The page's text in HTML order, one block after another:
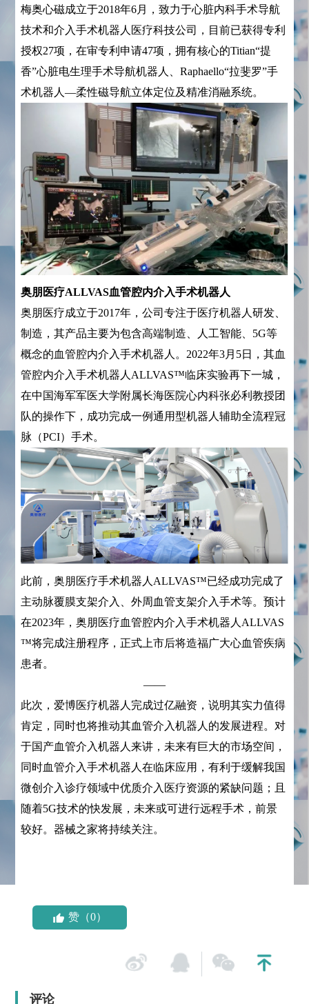
梅奥心磁成立于2018年6月，致力于心脏内科手术导航
技术和介入手术机器人医疗科技公司，目前已获得专利
授权27项，在审专利申请47项，拥有核心的Titian“提
香”心脏电生理手术导航机器人、Raphaello“拉斐罗”手
术机器人—柔性磁导航立体定位及精准消融系统。
奥朋医疗ALLVAS血管腔内介入手术机器人
奥朋医疗成立于2017年，公司专注于医疗机器人研发、
制造，其产品主要为包含高端制造、人工智能、5G等
概念的血管腔内介入手术机器人。2022年3月5日，其血
管腔内介入手术机器人ALLVAS™临床实验再下一城，
在中国海军军医大学附属长海医院心内科张必利教授团
队的操作下，成功完成一例通用型机器人辅助全流程冠
脉（PCI）手术。
此前，奥朋医疗手术机器人ALLVAS™已经成功完成了
主动脉覆膜支架介入、外周血管支架介入手术等。预计
在2023年，奥朋医疗血管腔内介入手术机器人ALLVAS
™将完成注册程序，正式上市后将造福广大心血管疾病
患者。
——
此次，爱博医疗机器人完成过亿融资，说明其实力值得
肯定，同时也将推动其血管介入机器人的发展进程。对
于国产血管介入机器人来讲，未来有巨大的市场空间，
同时血管介入手术机器人在临床应用，有利于缓解我国
微创介入诊疗领域中优质介入医疗资源的紧缺问题；且
随着5G技术的快发展，未来或可进行远程手术，前景
较好。器械之家将持续关注。
赞（0）
评论